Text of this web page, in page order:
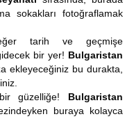
sokakları fotoğraflamak
tarih ve geçmişe
bir yer! Bulgaristan
ekleyeceğiniz bu durakta,
güzelliğe! Bulgaristan
buraya kolayca